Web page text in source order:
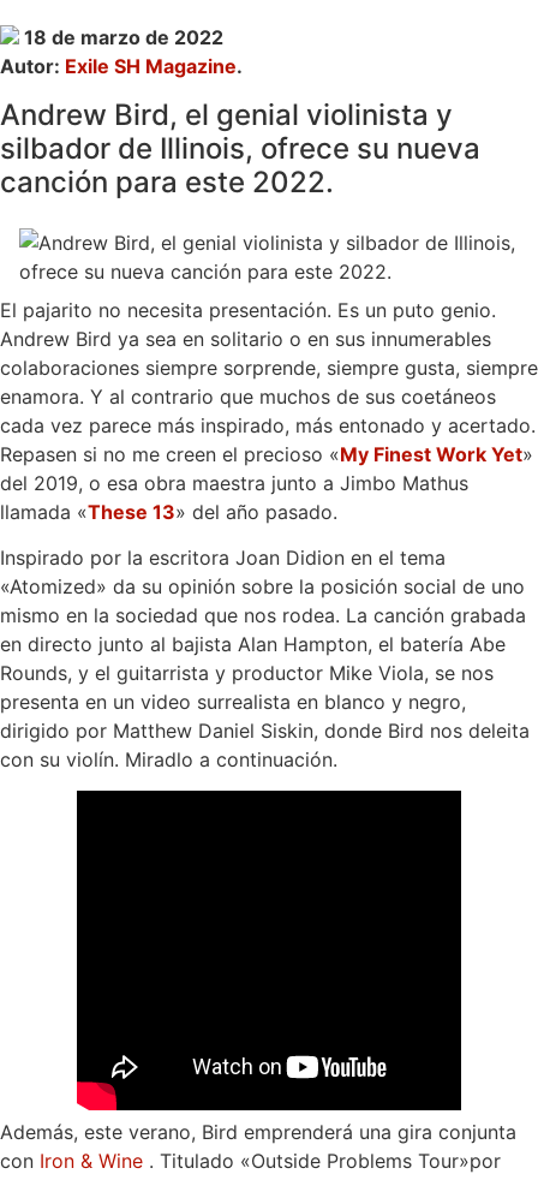
18 de marzo de 2022
Autor: Exile SH Magazine.
Andrew Bird, el genial violinista y
silbador de Illinois, ofrece su nueva
canción para este 2022.
El pajarito no necesita presentación. Es un puto genio.
Andrew Bird ya sea en solitario o en sus innumerables
colaboraciones siempre sorprende, siempre gusta, siempre
enamora. Y al contrario que muchos de sus coetáneos
cada vez parece más inspirado, más entonado y acertado.
Repasen si no me creen el precioso «My Finest Work Yet»
del 2019, o esa obra maestra junto a Jimbo Mathus
llamada «These 13» del año pasado.
Inspirado por la escritora Joan Didion en el tema
«Atomized» da su opinión sobre la posición social de uno
mismo en la sociedad que nos rodea. La canción grabada
en directo junto al bajista Alan Hampton, el batería Abe
Rounds, y el guitarrista y productor Mike Viola, se nos
presenta en un video surrealista en blanco y negro,
dirigido por Matthew Daniel Siskin, donde Bird nos deleita
con su violín. Miradlo a continuación.
Además, este verano, Bird emprenderá una gira conjunta
con Iron & Wine . Titulado «Outside Problems Tour»por